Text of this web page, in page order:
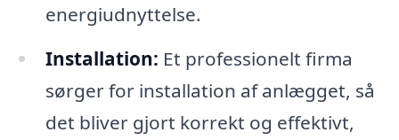
energiudnyttelse.
Installation: Et professionelt firma
sørger for installation af anlægget, så
det bliver gjort korrekt og effektivt,